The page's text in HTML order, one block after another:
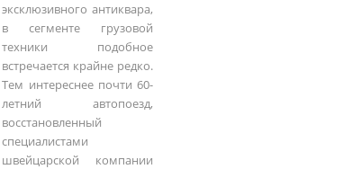
эксклюзивного антиквара,
в сегменте грузовой
техники подобное
встречается крайне редко.
Тем интереснее почти 60-
летний автопоезд,
восстановленный
специалистами
швейцарской компании